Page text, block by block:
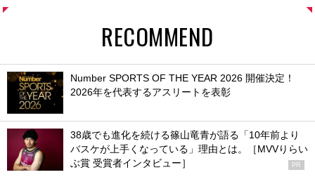
RECOMMEND
Number SPORTS OF THE YEAR 2026 開催決定！
2026年を代表するアスリートを表彰
38歳でも進化を続ける篠山竜青が語る「10年前より
バスケが上手くなっている」理由とは。［MVVりらい
ぶ賞 受賞者インタビュー］
PR